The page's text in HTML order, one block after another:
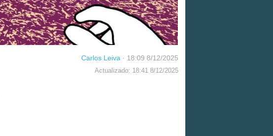
Carlos Leiva · 18:09 8/12/2025
Actualizado: 18:41 8/12/2025